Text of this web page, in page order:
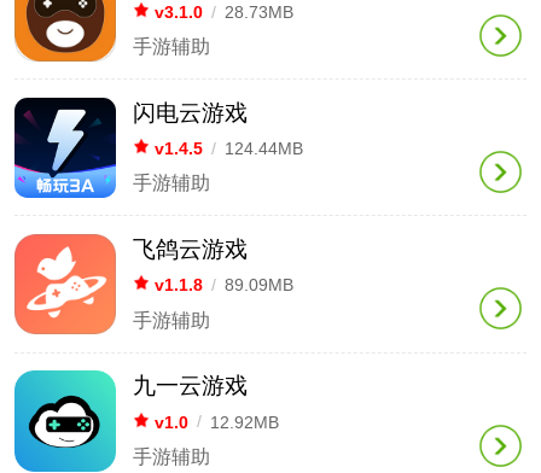
v3.1.0 / 28.73MB
手游辅助
闪电云游戏
v1.4.5 / 124.44MB
手游辅助
飞鸽云游戏
v1.1.8 / 89.09MB
手游辅助
九一云游戏
v1.0 / 12.92MB
手游辅助